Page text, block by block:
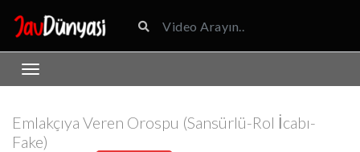
Emlakçıya Veren Orospu (Sansürlü-Rol İcabı-
Fake)